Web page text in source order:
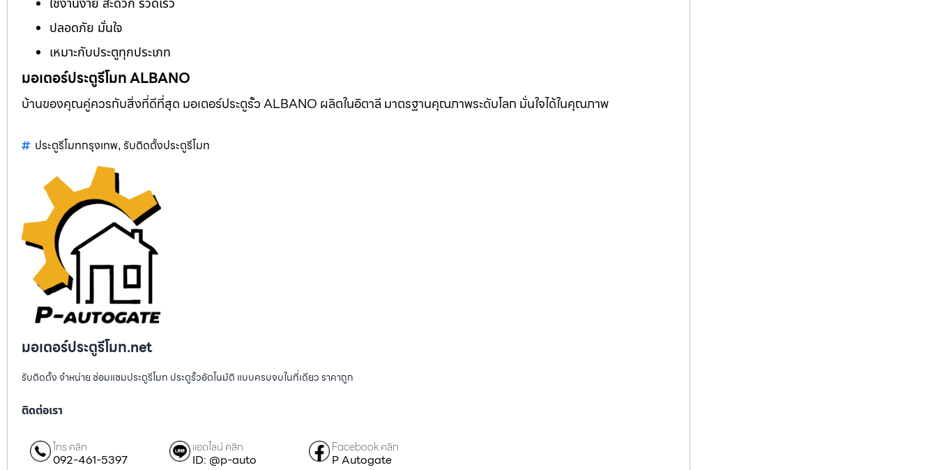
ปลอดภัย มั่นใจ
เหมาะกับประตูทุกประเภท
มอเตอร์ประตูรีโมท ALBANO
บ้านของคุณคู่ควรกับสิ่งที่ดีที่สุด มอเตอร์ประตูรั้ว ALBANO ผลิตในอิตาลี มาตรฐานคุณภาพระดับโลก มั่นใจได้ในคุณภาพ
ประตูรีโมทกรุงเทพ, รับติดตั้งประตูรีโมท
มอเตอร์ประตูรีโมท.net
รับติดตั้ง จำหน่าย ซ่อมแซมประตูรีโมท ประตูรั้วอัตโนมัติ แบบครบจบในที่เดียว ราคาถูก
ติดต่อเรา
โทร คลิก
092-461-5397
แอดไลน์ คลิก
ID: @p-auto
Facebook คลิก
P Autogate